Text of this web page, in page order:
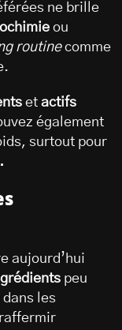
ne brille
ou
routinecomme
et actifs
également
surtout pour
aujourd’hui
peu
les